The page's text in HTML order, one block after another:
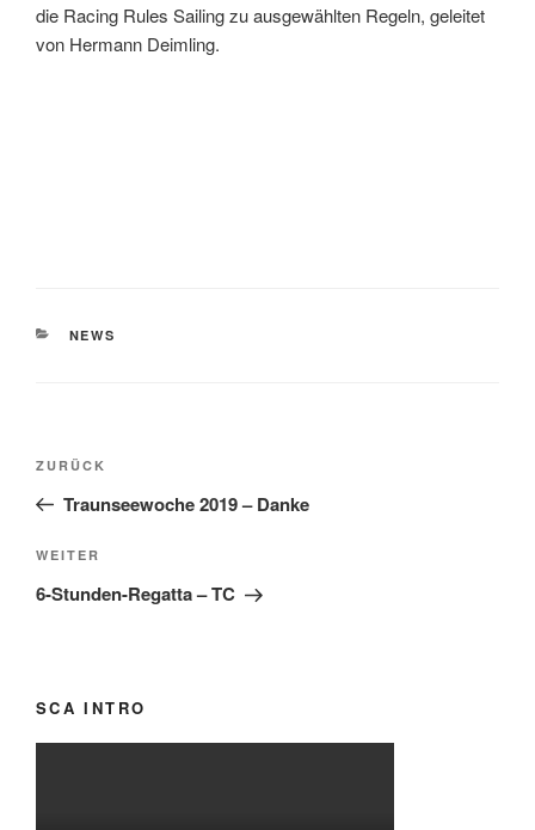
die Racing Rules Sailing zu ausgewählten Regeln, geleitet
von Hermann Deimling.
KATEGORIEN
NEWS
Beitragsnavigation
Vorheriger
Beitrag
ZURÜCK
Traunseewoche 2019 – Danke
Nächster
Beitrag
WEITER
6-Stunden-Regatta – TC
SCA INTRO